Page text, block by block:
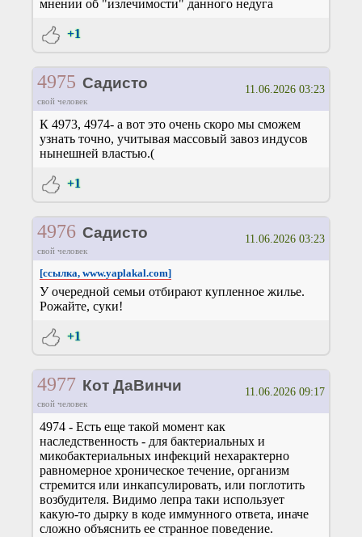
мнении об "излечимости" данного недуга
+1
4975 Садисто
свой человек
11.06.2026 03:23
К 4973, 4974- а вот это очень скоро мы сможем
узнать точно, учитывая массовый завоз индусов
нынешней властью.(
+1
4976 Садисто
свой человек
11.06.2026 03:23
[ссылка, www.yaplakal.com]
У очередной семьи отбирают купленное жилье.
Рожайте, суки!
+1
4977 Кот ДаВинчи
свой человек
11.06.2026 09:17
4974 - Есть еще такой момент как
наследственность - для бактериальных и
микобактериальных инфекций нехарактерно
равномерное хроническое течение, организм
стремится или инкапсулировать, или поглотить
возбудителя. Видимо лепра таки использует
какую-то дырку в коде иммунного ответа, иначе
сложно объяснить ее странное поведение.